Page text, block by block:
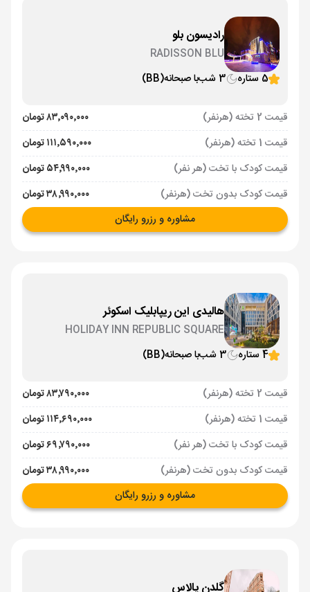
رادیسون بلو
RADISSON BLU
5 ستاره
3 شب با صبحانه(BB)
قیمت 2 تخته (هرنفر)
۸۳٬۰۹۰٬۰۰۰ تومان
قیمت 1 تخته (هرنفر)
۱۱۱٬۵۹۰٬۰۰۰ تومان
قیمت کودک با تخت (هر نفر)
۵۴٬۹۹۰٬۰۰۰ تومان
قیمت کودک بدون تخت (هرنفر)
۳۸٬۹۹۰٬۰۰۰ تومان
مشاوره و رزرو رایگان
هالیدی این ریپابلیک اسکوئر
HOLIDAY INN REPUBLIC SQUARE
4 ستاره
3 شب با صبحانه(BB)
قیمت 2 تخته (هرنفر)
۸۳٬۷۹۰٬۰۰۰ تومان
قیمت 1 تخته (هرنفر)
۱۱۴٬۶۹۰٬۰۰۰ تومان
قیمت کودک با تخت (هر نفر)
۶۹٬۷۹۰٬۰۰۰ تومان
قیمت کودک بدون تخت (هرنفر)
۳۸٬۹۹۰٬۰۰۰ تومان
مشاوره و رزرو رایگان
گلدن پالاس